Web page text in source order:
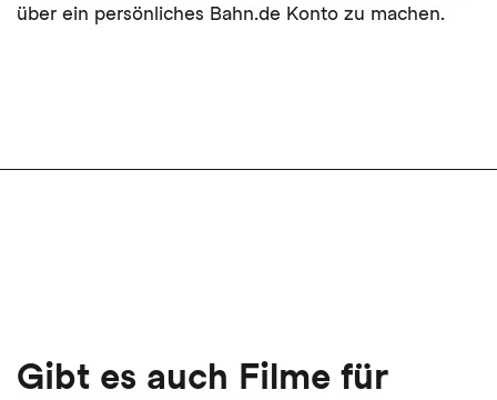
über ein persönliches Bahn.de Konto zu machen.
Gibt es auch Filme für